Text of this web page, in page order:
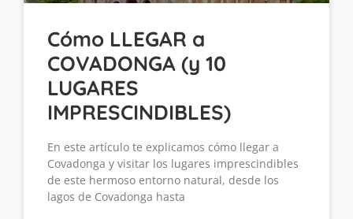
Cómo LLEGAR a
COVADONGA (y 10
LUGARES
IMPRESCINDIBLES)
En este artículo te explicamos cómo llegar a
Covadonga y visitar los lugares imprescindibles
de este hermoso entorno natural, desde los
lagos de Covadonga hasta